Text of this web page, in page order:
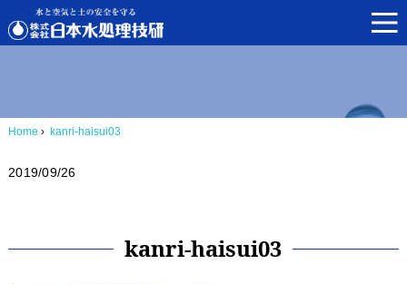
Home › kanri-haisui03
2019/09/26
kanri-haisui03